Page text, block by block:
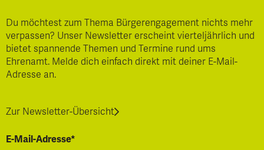
Du möchtest zum Thema Bürgerengagement nichts mehr
verpassen? Unser Newsletter erscheint vierteljährlich und
bietet spannende Themen und Termine rund ums
Ehrenamt. Melde dich einfach direkt mit deiner E-Mail-
Adresse an.
Zur Newsletter-Übersicht
E-Mail-Adresse*